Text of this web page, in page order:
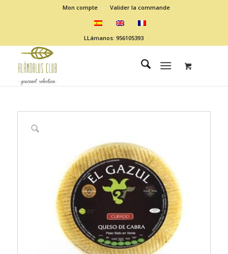
Mon compte Valider la commande
LLámanos: 956105393